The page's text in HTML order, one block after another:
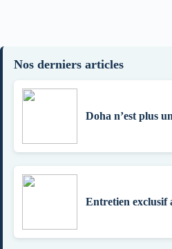
Nos derniers articles
Doha n’est plus
Entretien exclusif